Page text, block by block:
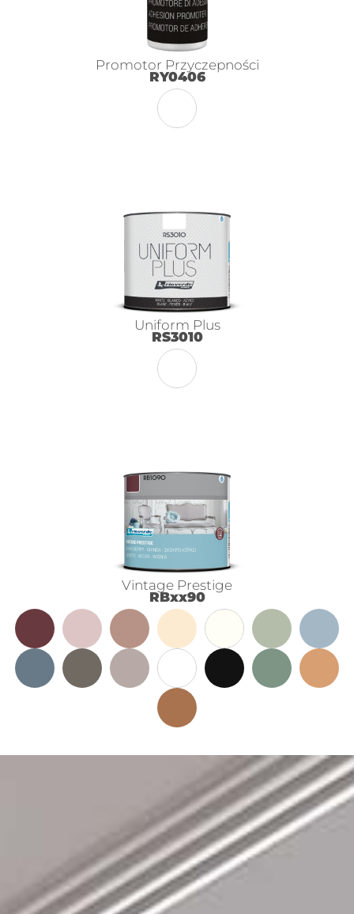
Promotor Przyczepności
RY0406
Uniform Plus
RS3010
Vintage Prestige
RBxx90